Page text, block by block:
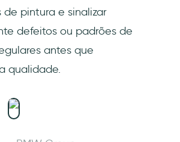
de pintura e sinalizar
defeitos ou padrões de
antes que
qualidade.